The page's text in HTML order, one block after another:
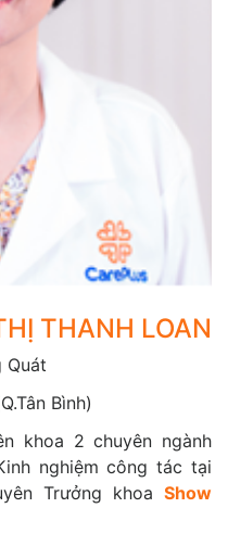
THANH LOAN
Quát
Bình)
khoa 2 chuyên ngành
nghiệm công tác tại
Trưởng khoa Show